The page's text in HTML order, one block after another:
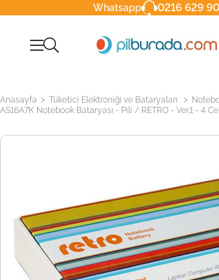
Whatsapp 0216 629 90
Anasayfa > Tüketici Elektroniği ve Bataryaları >
AS16A7K Notebook Bataryası - Pili / RETRO - Ver.1 - 4